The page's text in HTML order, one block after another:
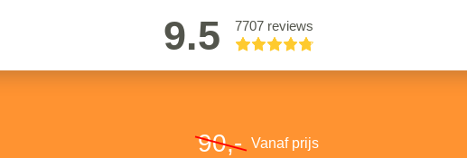
9.5 7707 reviews
90,- Vanaf prijs